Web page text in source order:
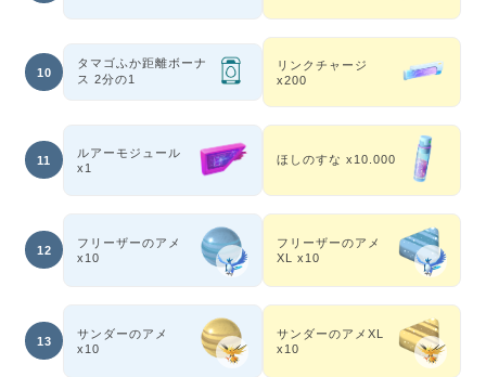
10
タマゴふか距離ボーナ
ス 2分の1
リンクチャージ
x200
11
ルアーモジュール
x1
ほしのすな x10.000
12
フリーザーのアメ
x10
フリーザーのアメ
XL x10
13
サンダーのアメ
x10
サンダーのアメXL
x10